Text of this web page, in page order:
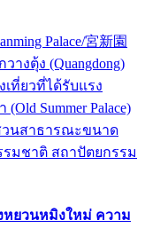
Palace/宮新園
างตุ้ง (Quangdong)
ที่ยวที่ได้รับแรง
Summer Palace)
วนสาธารณะขนาด
มชาติ สถาปัตยกรรม
งหยวนหมิงใหม่ ความ